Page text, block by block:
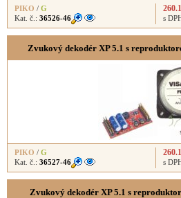
PIKO / G
Kat. č.: 36526-46 s
Zvukový dekodér XP 5.1 s
PIKO / G
Kat. č.: 36527-46 s
Zvukový dekodér XP 5.1 s